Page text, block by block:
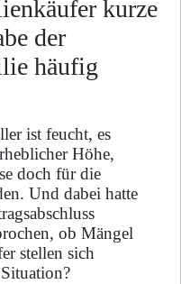
kurze
der
häufig
ist feucht, es
Höhe,
doch für die
Und dabei hatte
ob Mängel
stellen sich